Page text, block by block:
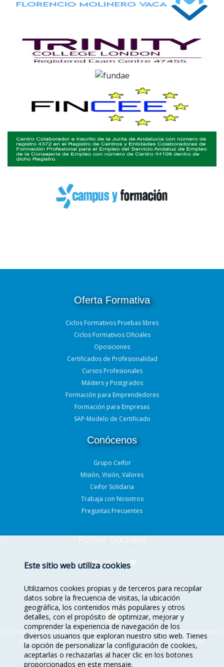
Este sitio web utiliza cookies
Utilizamos cookies propias y de terceros para recopilar
datos sobre la frecuencia de visitas, la ubicación
geográfica, los contenidos más populares y otros
detalles, con el propósito de optimizar, mejorar y
comprender la experiencia de navegación de los
diversos usuarios que exploran nuestro sitio web. Tienes
la opción de personalizar la configuración de cookies,
aceptarlas o rechazarlas al hacer clic en los botones
proporcionados en este mensaje.
Oferta Formativa
Ciclos Formativos Pruebas libres
Ciclos Formativos Oficiales
Oposiciones
Certificados de Profesionalidad
Cursos Profesionales
Másters y Postgrados
Formación para Emprendedores
Formación para Empresas
SAP-Modelo de Certificado
Conócenos
Grupo Ceifor
Misión, Visión, Valores
Ceifor Solidaria
Trabaja con Nosotros
Preguntas Frecuentes
Redes Sociales
Copyright 2024 © Todos los derechos reservados. |Hoja de Reclamaciones
Aviso Legal |Política de Privacidad| Formulario de desistimiento
Condiciones Premio Ceifor